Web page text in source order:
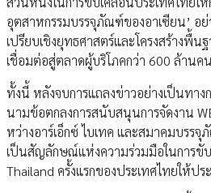
อุตสาหกรรมบรรจุภัณฑ์ของอาเซียน’ อย่
เปรียบเชิงยุทธศาสตร์และโครงสร้างพื้น
เชื่อมต่อสู่ตลาดผู้บริโภคกว่า 600 ล้าน
ทั้งนี้ หลังจบการแถลงข่าวอย่างเป็นทาง
นามข้อตกลงการสนับสนุนการจัดงาน
หว่างอาร์เอ็กซ์ ไบเทค และสมาคมบรร
เป็นสัญลักษณ์แห่งความร่วมมือในการขับ
Thailand ครั้งแรกของประเทศไทยให้ปร